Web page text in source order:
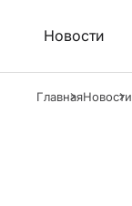
Новости
ГлавнаяНовости